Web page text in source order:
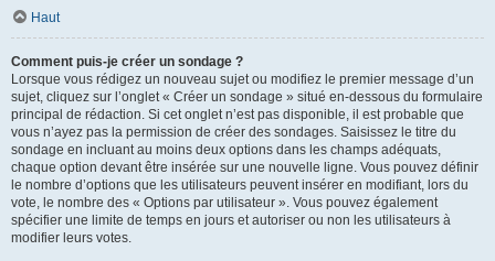
Haut
Comment puis-je créer un sondage ?
Lorsque vous rédigez un nouveau sujet ou modifiez le premier message d’un
sujet, cliquez sur l’onglet « Créer un sondage » situé en-dessous du formulaire
principal de rédaction. Si cet onglet n’est pas disponible, il est probable que
vous n’ayez pas la permission de créer des sondages. Saisissez le titre du
sondage en incluant au moins deux options dans les champs adéquats,
chaque option devant être insérée sur une nouvelle ligne. Vous pouvez définir
le nombre d’options que les utilisateurs peuvent insérer en modifiant, lors du
vote, le nombre des « Options par utilisateur ». Vous pouvez également
spécifier une limite de temps en jours et autoriser ou non les utilisateurs à
modifier leurs votes.